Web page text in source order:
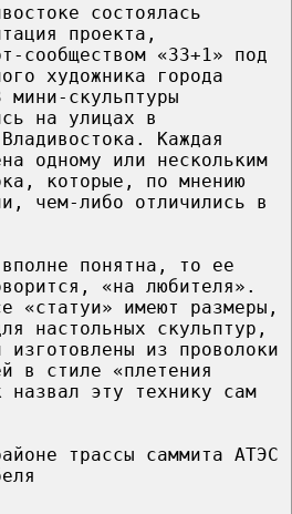
состоялась
проекта,
сообществом «33+1» под
художника города
скульптуры
на улицах в
Каждая
одному или нескольким
которые, по мнению
чем-либо отличились в
понятна, то ее
«на любителя».
«статуи» имеют размеры,
настольных скульптур,
из проволоки
в стиле «плетения
назвал эту технику сам
трассы саммита АТЭС